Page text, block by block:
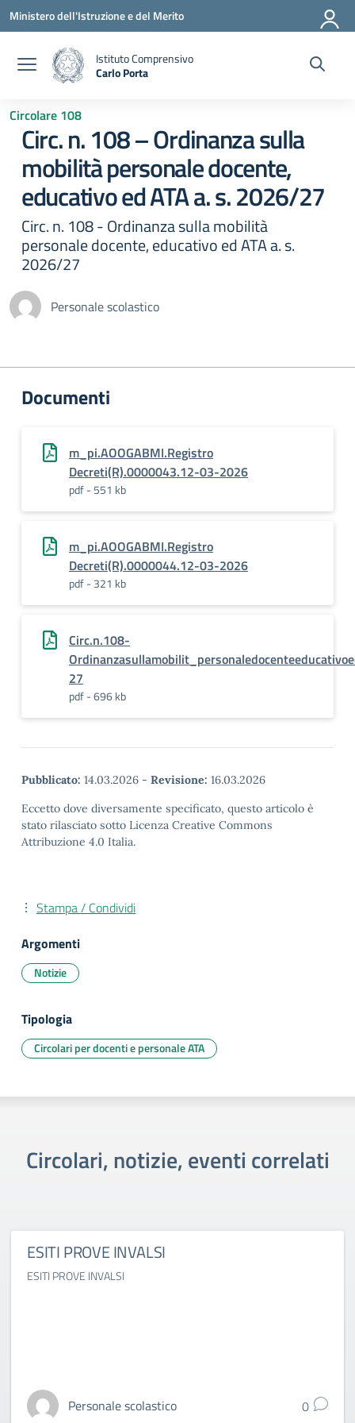
Vai ai contenuti
Vai al menu di navigazione
Vai al footer
Ministero dell'Istruzione e del Merito
Istituto Comprensivo
Carlo Porta
Circolare 108
Circ. n. 108 – Ordinanza sulla
mobilità personale docente,
educativo ed ATA a. s. 2026/27
Circ. n. 108 - Ordinanza sulla mobilità
personale docente, educativo ed ATA a. s.
2026/27
Personale scolastico
Documenti
m_pi.AOOGABMI.Registro
Decreti(R).0000043.12-03-2026
pdf - 551 kb
m_pi.AOOGABMI.Registro
Decreti(R).0000044.12-03-2026
pdf - 321 kb
Circ.n.108-
27
pdf - 696 kb
Pubblicato: 14.03.2026 - Revisione: 16.03.2026
Eccetto dove diversamente specificato, questo articolo è
stato rilasciato sotto Licenza Creative Commons
Attribuzione 4.0 Italia.
Stampa / Condividi
Argomenti
Notizie
Tipologia
Circolari per docenti e personale ATA
Circolari, notizie, eventi correlati
ESITI PROVE INVALSI
ESITI PROVE INVALSI
Personale scolastico 0